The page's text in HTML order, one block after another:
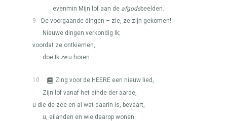
evenmin Mijn lof aan de afgodsbeelden.
9
De voorgaande dingen – zie, ze zijn gekomen!
Nieuwe dingen verkondig Ik;
voordat ze ontkiemen,
doe Ik zeu horen.
10 Zing voor de HEERE een nieuw lied,
Zijn lof vanaf het einde der aarde,
u die de zee en al wat daarin is, bevaart,
u, eilanden en wie daarop wonen.